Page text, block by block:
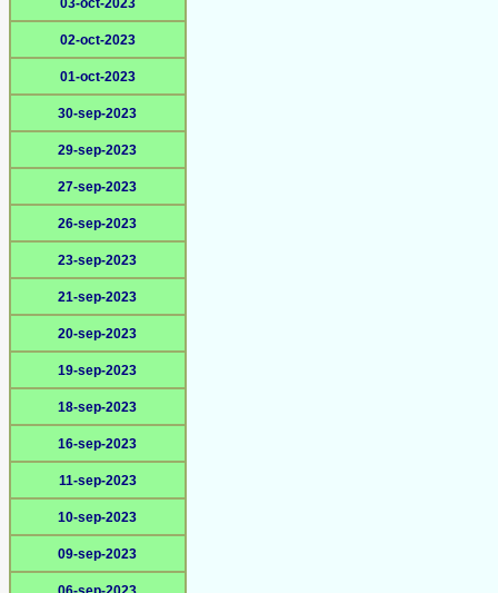
03-oct-2023
02-oct-2023
01-oct-2023
30-sep-2023
29-sep-2023
27-sep-2023
26-sep-2023
23-sep-2023
21-sep-2023
20-sep-2023
19-sep-2023
18-sep-2023
16-sep-2023
11-sep-2023
10-sep-2023
09-sep-2023